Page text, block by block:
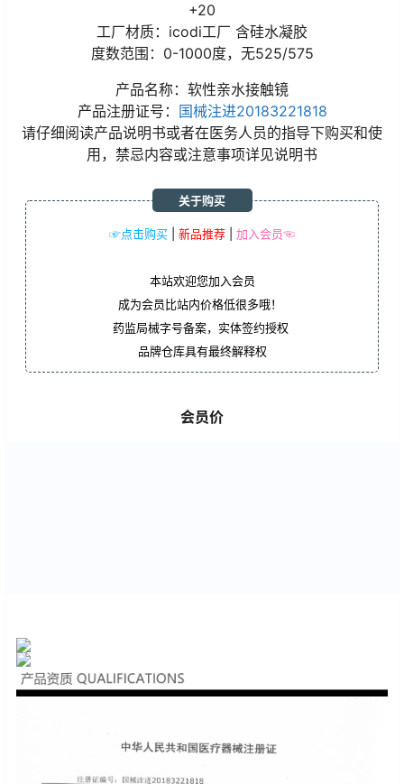
+20
工厂材质：icodi工厂 含硅水凝胶
度数范围：0-1000度，无525/575
产品名称：软性亲水接触镜
产品注册证号：
国械注进20183221818
请仔细阅读产品说明书或者在医务人员的指导下购买和使
用，禁忌内容或注意事项详见说明书
☞点击购买 新品推荐 加入会员☜
关于购买
本站欢迎您加入会员
成为会员比站内价格低很多哦！
药监局械字号备案，实体签约授权
品牌仓库具有最终解释权
会员价